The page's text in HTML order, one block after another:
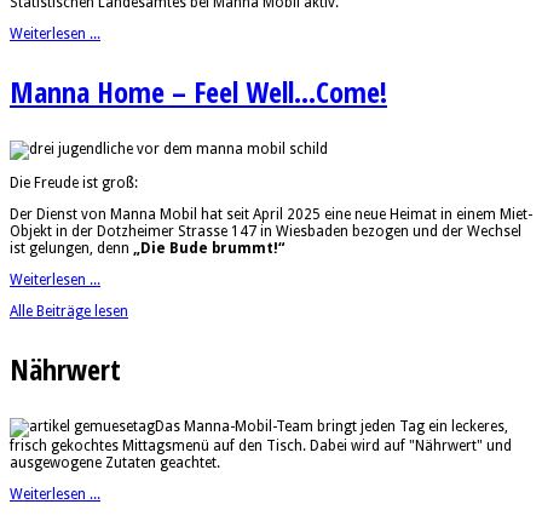
Weiterlesen ...
Manna Home – Feel Well...Come!
Die Freude ist groß:
Der Dienst von Manna Mobil hat seit April 2025 eine neue Heimat in einem Miet-
Objekt in der Dotzheimer Strasse 147 in Wiesbaden bezogen und der Wechsel
ist gelungen, denn „Die Bude brummt!“
Weiterlesen ...
Alle Beiträge lesen
Nährwert
Das Manna-Mobil-Team bringt jeden Tag ein leckeres,
frisch gekochtes Mittagsmenü auf den Tisch. Dabei wird auf "Nährwert" und
ausgewogene Zutaten geachtet.
Weiterlesen ...